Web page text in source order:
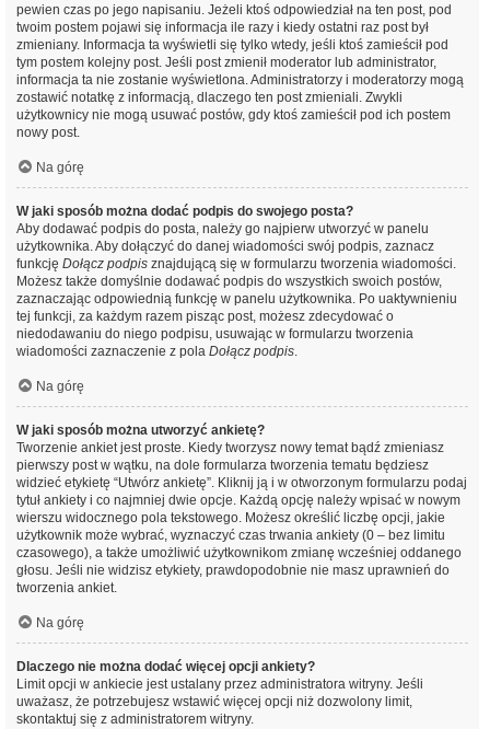
pewien czas po jego napisaniu. Jeżeli ktoś odpowiedział na ten post, pod
twoim postem pojawi się informacja ile razy i kiedy ostatni raz post był
zmieniany. Informacja ta wyświetli się tylko wtedy, jeśli ktoś zamieścił pod
tym postem kolejny post. Jeśli post zmienił moderator lub administrator,
informacja ta nie zostanie wyświetlona. Administratorzy i moderatorzy mogą
zostawić notatkę z informacją, dlaczego ten post zmieniali. Zwykli
użytkownicy nie mogą usuwać postów, gdy ktoś zamieścił pod ich postem
nowy post.
Na górę
W jaki sposób można dodać podpis do swojego posta?
Aby dodawać podpis do posta, należy go najpierw utworzyć w panelu
użytkownika. Aby dołączyć do danej wiadomości swój podpis, zaznacz
funkcję Dołącz podpis znajdującą się w formularzu tworzenia wiadomości.
Możesz także domyślnie dodawać podpis do wszystkich swoich postów,
zaznaczając odpowiednią funkcję w panelu użytkownika. Po uaktywnieniu
tej funkcji, za każdym razem pisząc post, możesz zdecydować o
niedodawaniu do niego podpisu, usuwając w formularzu tworzenia
wiadomości zaznaczenie z pola Dołącz podpis.
Na górę
W jaki sposób można utworzyć ankietę?
Tworzenie ankiet jest proste. Kiedy tworzysz nowy temat bądź zmieniasz
pierwszy post w wątku, na dole formularza tworzenia tematu będziesz
widzieć etykietę “Utwórz ankietę”. Kliknij ją i w otworzonym formularzu podaj
tytuł ankiety i co najmniej dwie opcje. Każdą opcję należy wpisać w nowym
wierszu widocznego pola tekstowego. Możesz określić liczbę opcji, jakie
użytkownik może wybrać, wyznaczyć czas trwania ankiety (0 – bez limitu
czasowego), a także umożliwić użytkownikom zmianę wcześniej oddanego
głosu. Jeśli nie widzisz etykiety, prawdopodobnie nie masz uprawnień do
tworzenia ankiet.
Na górę
Dlaczego nie można dodać więcej opcji ankiety?
Limit opcji w ankiecie jest ustalany przez administratora witryny. Jeśli
uważasz, że potrzebujesz wstawić więcej opcji niż dozwolony limit,
skontaktuj się z administratorem witryny.